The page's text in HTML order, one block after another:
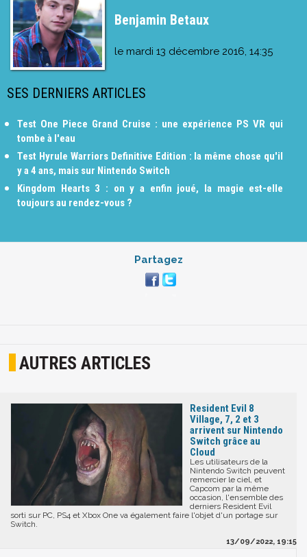
Benjamin Betaux
le mardi 13 décembre 2016, 14:35
SES DERNIERS ARTICLES
Test One Piece Grand Cruise : une expérience PS VR qui
tombe à l'eau
Test Hyrule Warriors Definitive Edition : la même chose qu'il
y a 4 ans, mais sur Nintendo Switch
Kingdom Hearts 3 : on y a enfin joué, la magie est-elle
toujours au rendez-vous ?
Partagez
AUTRES ARTICLES
Resident Evil 8
Village, 7, 2 et 3
arrivent sur Nintendo
Switch grâce au
Cloud
Les utilisateurs de la
Nintendo Switch peuvent
remercier le ciel, et
Capcom par la même
occasion, l'ensemble des
derniers Resident Evil
sorti sur PC, PS4 et Xbox One va également faire l'objet d'un portage sur
Switch.
13/09/2022, 19:15